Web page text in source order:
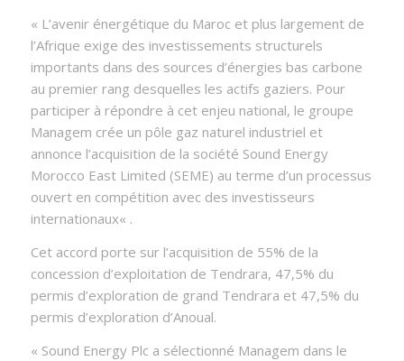
« L’avenir énergétique du Maroc et plus largement de
l’Afrique exige des investissements structurels
importants dans des sources d’énergies bas carbone
au premier rang desquelles les actifs gaziers. Pour
participer à répondre à cet enjeu national, le groupe
Managem crée un pôle gaz naturel industriel et
annonce l’acquisition de la société Sound Energy
Morocco East Limited (SEME) au terme d’un processus
ouvert en compétition avec des investisseurs
internationaux« .
Cet accord porte sur l’acquisition de 55% de la
concession d’exploitation de Tendrara, 47,5% du
permis d’exploration de grand Tendrara et 47,5% du
permis d’exploration d’Anoual.
« Sound Energy Plc a sélectionné Managem dans le